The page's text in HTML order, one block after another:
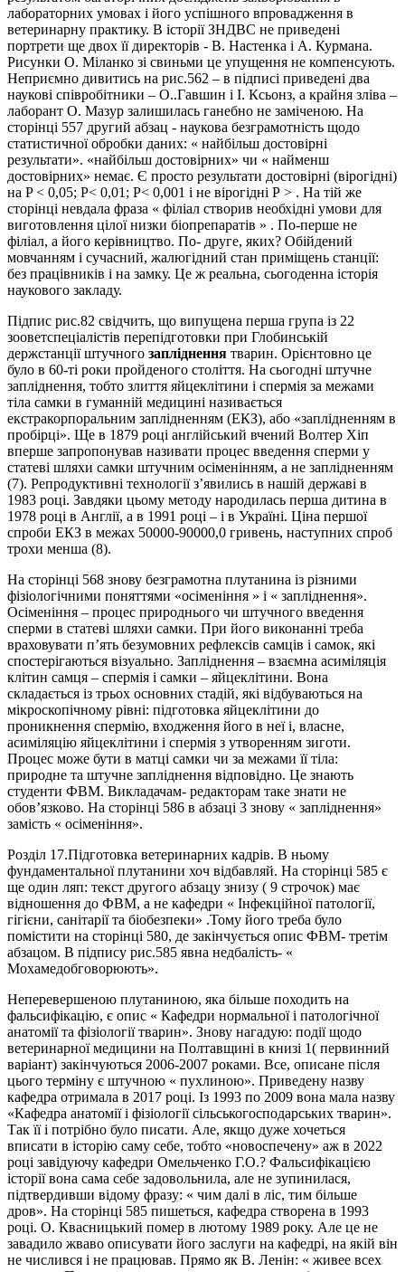
лабораторних умовах і його успішного впровадження в
ветеринарну практику. В історії ЗНДВС не приведені
портрети ще двох її директорів - В. Настенка і А. Курмана.
Рисунки О. Міланко зі свиньми це упущення не компенсують.
Неприємно дивитись на рис.562 – в підписі приведені два
наукові співробітники – О..Гавшин і І. Ксьонз, а крайня зліва –
лаборант О. Мазур залишилась ганебно не заміченою. На
сторінці 557 другий абзац - наукова безграмотність щодо
статистичної обробки даних: « найбільш достовірні
результати». «найбільш достовірних» чи « найменш
достовірних» немає. Є просто результати достовірні (вірогідні)
на P < 0,05; P< 0,01; P< 0,001 і не вірогідні Р > . На тій же
сторінці невдала фраза « філіал створив необхідні умови для
виготовлення цілої низки біопрепаратів » . По-перше не
філіал, а його керівництво. По- друге, яких? Обійдений
мовчанням і сучасний, жалюгідний стан приміщень станції:
без працівників і на замку. Це ж реальна, сьогоденна історія
наукового закладу.
Підпис рис.82 свідчить, що випущена перша група із 22
зооветспеціалістів перепідготовки при Глобинській
держстанції штучного запліднення тварин. Орієнтовно це
було в 60-ті роки пройденого століття. На сьогодні штучне
запліднення, тобто злиття яйцеклітини і спермія за межами
тіла самки в гуманній медицині називається
екстракорпоральним заплідненням (ЕКЗ), або «заплідненням в
пробірці». Ще в 1879 році англійський вчений Волтер Хіп
вперше запропонував називати процес введення сперми у
статеві шляхи самки штучним осіменінням, а не заплідненням
(7). Репродуктивні технології з’явились в нашій державі в
1983 році. Завдяки цьому методу народилась перша дитина в
1978 році в Англії, а в 1991 році – і в Україні. Ціна першої
спроби ЕКЗ в межах 50000-90000,0 гривень, наступних спроб
трохи менша (8).
На сторінці 568 знову безграмотна плутанина із різними
фізіологічними поняттями «осіменіння » і « запліднення».
Осіменіння – процес природнього чи штучного введення
сперми в статеві шляхи самки. При його виконанні треба
враховувати п’ять безумовних рефлексів самців і самок, які
спостерігаються візуально. Запліднення – взаємна асиміляція
клітин самця – спермія і самки – яйцеклітини. Вона
складається із трьох основних стадій, які відбуваються на
мікроскопічному рівні: підготовка яйцеклітини до
проникнення спермію, входження його в неї і, власне,
асиміляцію яйцеклітини і спермія з утворенням зиготи.
Процес може бути в матці самки чи за межами її тіла:
природне та штучне запліднення відповідно. Це знають
студенти ФВМ. Викладачам- редакторам таке знати не
обов’язково. На сторінці 586 в абзаці 3 знову « запліднення»
замість « осіменіння».
Розділ 17.Підготовка ветеринарних кадрів. В ньому
фундаментальної плутанини хоч відбавляй. На сторінці 585 є
ще один ляп: текст другого абзацу знизу ( 9 строчок) має
відношення до ФВМ, а не кафедри « Інфекційної патології,
гігієни, санітарії та біобезпеки» .Тому його треба було
помістити на сторінці 580, де закінчується опис ФВМ- третім
абзацом. В підпису рис.585 явна недбалість- «
Мохамедобговорюють».
Неперевершеною плутаниною, яка більше походить на
фальсифікацію, є опис « Кафедри нормальної і патологічної
анатомії та фізіології тварин». Знову нагадую: події щодо
ветеринарної медицини на Полтавщині в книзі 1( первинний
варіант) закінчуються 2006-2007 роками. Все, описане після
цього терміну є штучною « пухлиною». Приведену назву
кафедра отримала в 2017 році. Із 1993 по 2009 вона мала назву
«Кафедра анатомії і фізіології сільськогосподарських тварин».
Так її і потрібно було писати. Але, якщо дуже хочеться
вписати в історію саму себе, тобто «новоспечену» аж в 2022
році завідуючу кафедри Омельченко Г.О.? Фальсифікацією
історії вона сама себе задовольнила, але не зупинилася,
підтвердивши відому фразу: « чим далі в ліс, тим більше
дров». На сторінці 585 пишеться, кафедра створена в 1993
році. О. Квасницький помер в лютому 1989 року. Але це не
завадило жваво описувати його заслуги на кафедрі, на якій він
не числився і не працював. Прямо як В. Ленін: « живее всех